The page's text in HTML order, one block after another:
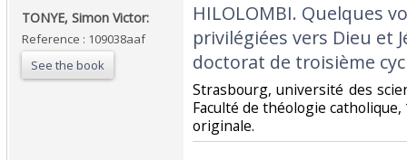
‎TONYE, Simon Victor:‎
Reference : 109038aaf
See the book
‎HILOLOMBI. Quelques
privilégiées vers Dieu et
doctorat de troisième
‎Strasbourg, université des
Faculté de théologie
originale.‎